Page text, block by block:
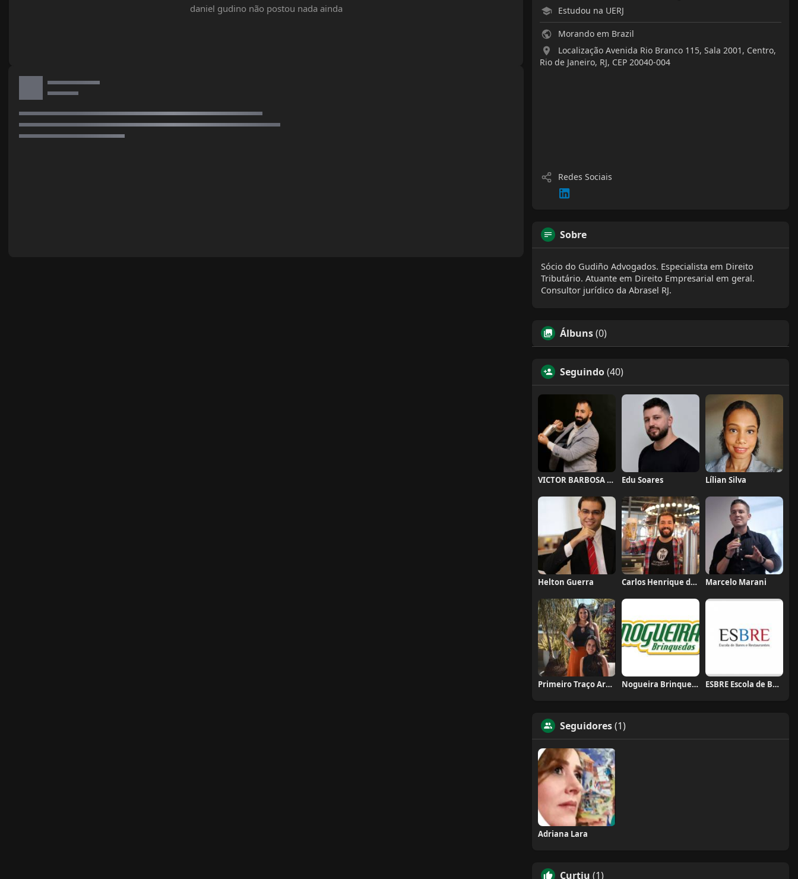
daniel gudino não postou nada ainda
Estudou na UERJ
Morando em Brazil
Localização Avenida Rio Branco 115, Sala 2001, Centro,
Rio de Janeiro, RJ, CEP 20040-004
Redes Sociais
Sobre
Sócio do Gudiño Advogados. Especialista em Direito
Tributário. Atuante em Direito Empresarial em geral.
Consultor jurídico da Abrasel RJ.
Álbuns(0)
Seguindo(40)
VICTOR BARBOSA QUARANTA Edu Soares Lílian Silva
Helton Guerra Carlos Henrique de Faria Vasconcelos Marcelo Marani
Primeiro Traço Arquitetura Nogueira Brinquedos ESBRE Escola de Bares e Restaurantes
Seguidores(1)
Adriana Lara
Curtiu (1)